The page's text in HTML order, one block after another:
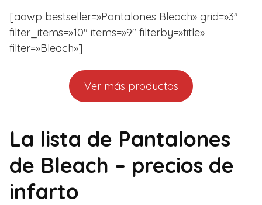
[aawp bestseller=»Pantalones Bleach» grid=»3″
filter_items=»10″ items=»9″ filterby=»title»
filter=»Bleach»]
Ver más productos
La lista de Pantalones
de Bleach – precios de
infarto